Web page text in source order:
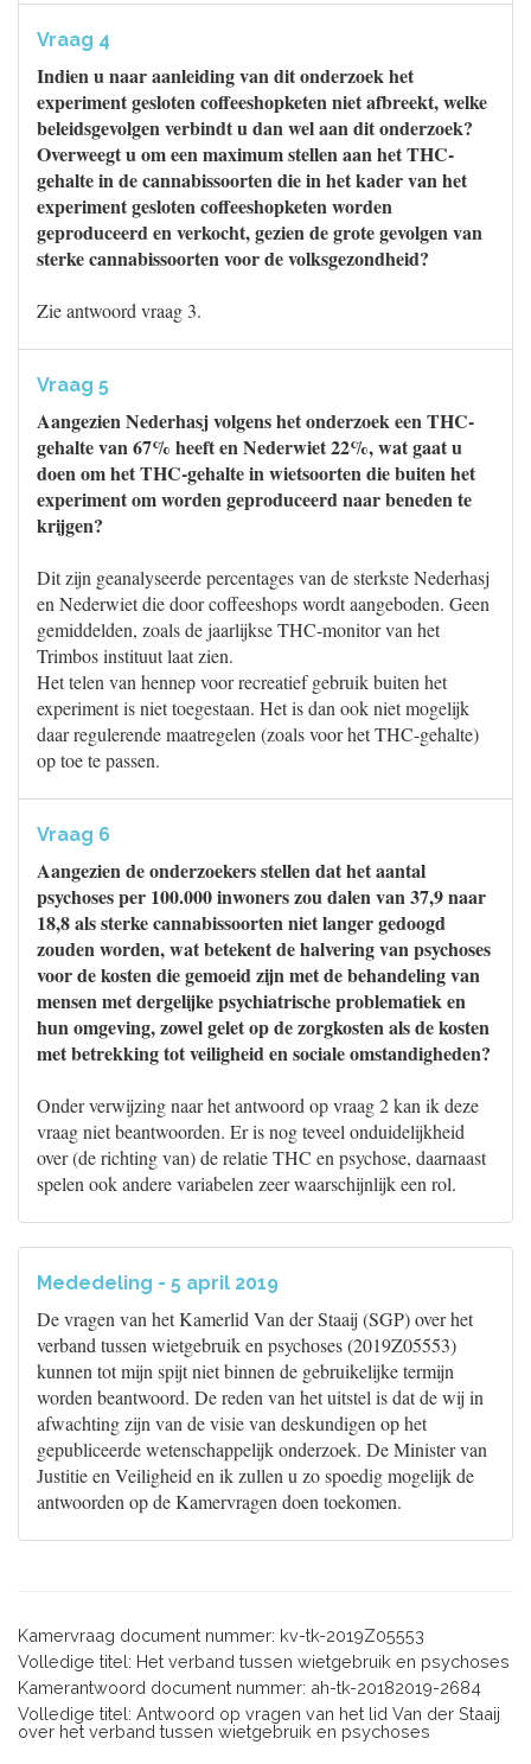
Vraag 4
Indien u naar aanleiding van dit onderzoek het
experiment gesloten coffeeshopketen niet afbreekt, welke
beleidsgevolgen verbindt u dan wel aan dit onderzoek?
Overweegt u om een maximum stellen aan het THC-
gehalte in de cannabissoorten die in het kader van het
experiment gesloten coffeeshopketen worden
geproduceerd en verkocht, gezien de grote gevolgen van
sterke cannabissoorten voor de volksgezondheid?
Zie antwoord vraag 3.
Vraag 5
Aangezien Nederhasj volgens het onderzoek een THC-
gehalte van 67% heeft en Nederwiet 22%, wat gaat u
doen om het THC-gehalte in wietsoorten die buiten het
experiment om worden geproduceerd naar beneden te
krijgen?
Dit zijn geanalyseerde percentages van de sterkste Nederhasj
en Nederwiet die door coffeeshops wordt aangeboden. Geen
gemiddelden, zoals de jaarlijkse THC-monitor van het
Trimbos instituut laat zien.
Het telen van hennep voor recreatief gebruik buiten het
experiment is niet toegestaan. Het is dan ook niet mogelijk
daar regulerende maatregelen (zoals voor het THC-gehalte)
op toe te passen.
Vraag 6
Aangezien de onderzoekers stellen dat het aantal
psychoses per 100.000 inwoners zou dalen van 37,9 naar
18,8 als sterke cannabissoorten niet langer gedoogd
zouden worden, wat betekent de halvering van psychoses
voor de kosten die gemoeid zijn met de behandeling van
mensen met dergelijke psychiatrische problematiek en
hun omgeving, zowel gelet op de zorgkosten als de kosten
met betrekking tot veiligheid en sociale omstandigheden?
Onder verwijzing naar het antwoord op vraag 2 kan ik deze
vraag niet beantwoorden. Er is nog teveel onduidelijkheid
over (de richting van) de relatie THC en psychose, daarnaast
spelen ook andere variabelen zeer waarschijnlijk een rol.
Mededeling - 5 april 2019
De vragen van het Kamerlid Van der Staaij (SGP) over het
verband tussen wietgebruik en psychoses (2019Z05553)
kunnen tot mijn spijt niet binnen de gebruikelijke termijn
worden beantwoord. De reden van het uitstel is dat de wij in
afwachting zijn van de visie van deskundigen op het
gepubliceerde wetenschappelijk onderzoek. De Minister van
Justitie en Veiligheid en ik zullen u zo spoedig mogelijk de
antwoorden op de Kamervragen doen toekomen.
Kamervraag document nummer: kv-tk-2019Z05553
Volledige titel: Het verband tussen wietgebruik en psychoses
Kamerantwoord document nummer: ah-tk-20182019-2684
Volledige titel: Antwoord op vragen van het lid Van der Staaij
over het verband tussen wietgebruik en psychoses